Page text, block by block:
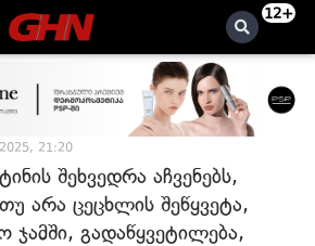
12+
21:20
შეხვედრა აჩვენებს,
არა ცეცხლის შეწყვეტა,
გადაწყვეტილება,